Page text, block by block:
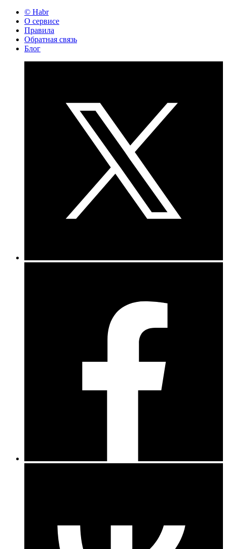
© Habr
О сервисе
Правила
Обратная связь
Блог